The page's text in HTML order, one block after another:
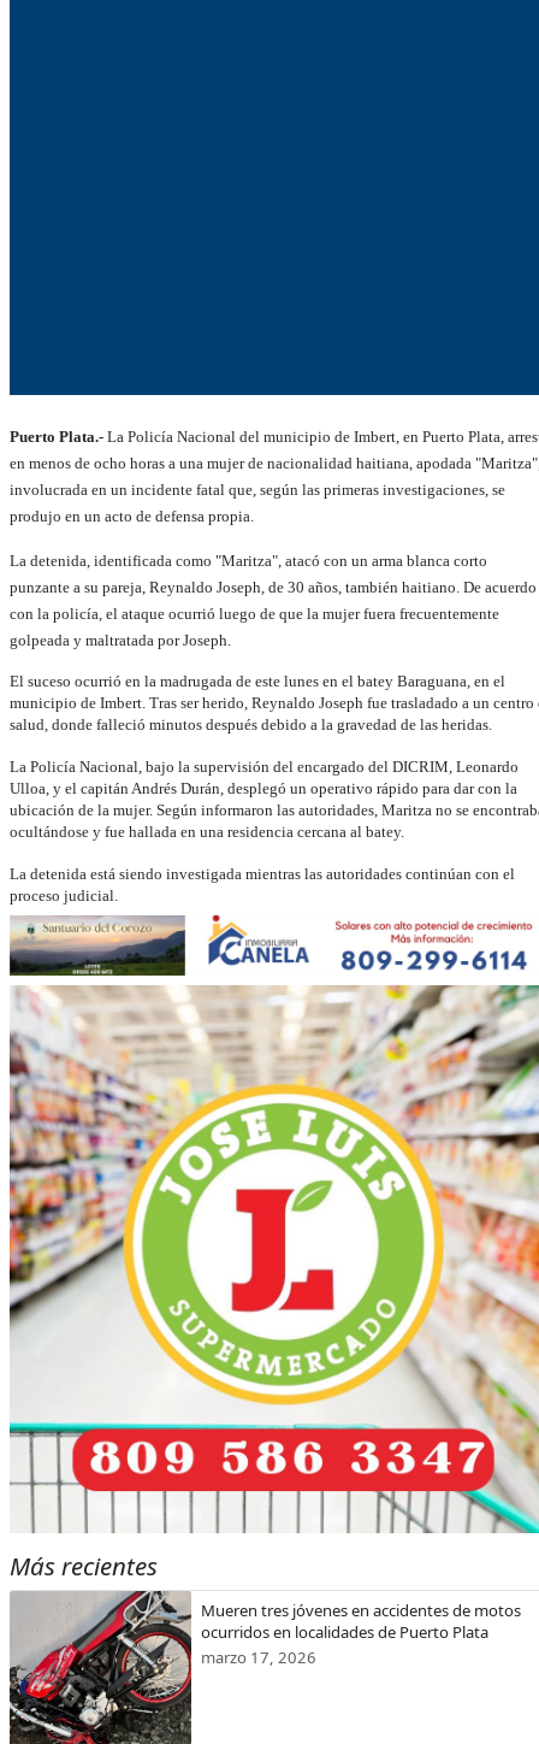
Puerto Plata.- La Policía Nacional del municipio de Imbert, en Puerto Plata,
en menos de ocho horas a una mujer de nacionalidad haitiana, apodada
involucrada en un incidente fatal que, según las primeras investigaciones, se
produjo en un acto de defensa propia.
La detenida, identificada como "Maritza", atacó con un arma blanca corto
punzante a su pareja, Reynaldo Joseph, de 30 años, también haitiano. De acuerdo
con la policía, el ataque ocurrió luego de que la mujer fuera frecuentemente
golpeada y maltratada por Joseph.
El suceso ocurrió en la madrugada de este lunes en el batey Baraguana, en el
municipio de Imbert. Tras ser herido, Reynaldo Joseph fue trasladado a un centro
salud, donde falleció minutos después debido a la gravedad de las heridas.
La Policía Nacional, bajo la supervisión del encargado del DICRIM, Leonardo
Ulloa, y el capitán Andrés Durán, desplegó un operativo rápido para dar con la
ubicación de la mujer. Según informaron las autoridades, Maritza no se
ocultándose y fue hallada en una residencia cercana al batey.
La detenida está siendo investigada mientras las autoridades continúan con el
proceso judicial.
Más recientes
Mueren tres jóvenes en accidentes de motos
ocurridos en localidades de Puerto Plata
marzo 17, 2026